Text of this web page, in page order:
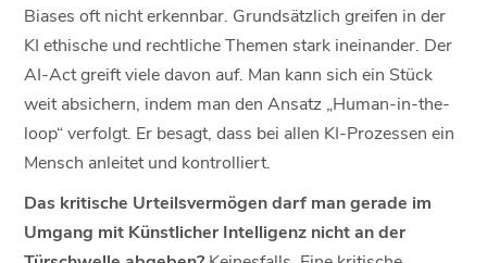
Biases oft nicht erkennbar. Grundsätzlich greifen in der
KI ethische und rechtliche Themen stark ineinander. Der
AI-Act greift viele davon auf. Man kann sich ein Stück
weit absichern, indem man den Ansatz „Human-in-the-
loop“ verfolgt. Er besagt, dass bei allen KI-Prozessen ein
Mensch anleitet und kontrolliert.
Das kritische Urteilsvermögen darf man gerade im
Umgang mit Künstlicher Intelligenz nicht an der